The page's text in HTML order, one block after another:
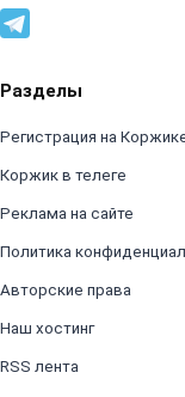
Разделы
Регистрация на
Коржик в телеге
Реклама на сайте
Политика
Авторские права
Наш хостинг
RSS лента